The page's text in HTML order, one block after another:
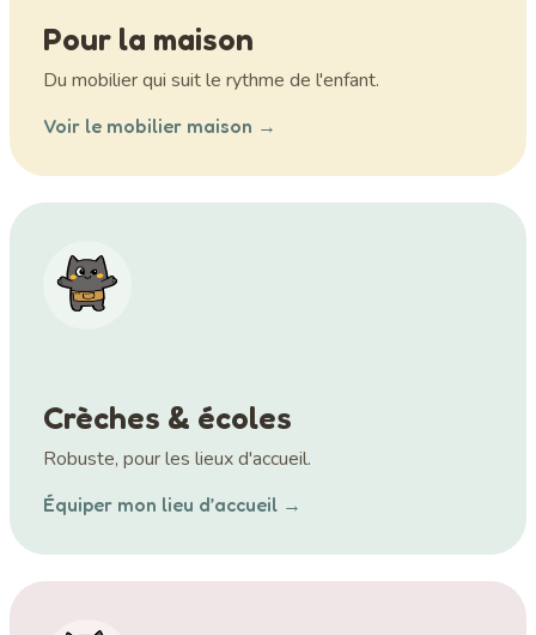
Pour la maison
Du mobilier qui suit le rythme de l'enfant.
Voir le mobilier maison →
Crèches & écoles
Robuste, pour les lieux d'accueil.
Équiper mon lieu d’accueil →